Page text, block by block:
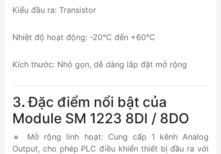
Kiểu đầu ra: Transistor
Nhiệt độ hoạt động: -20°C đến +60°C
Kích thước: Nhỏ gọn, dễ dàng lắp đặt mở rộng
3.Đặc điểm nổi bật của
Module SM 1223 8DI / 8DO
🔹
Mở rộng linh hoạt: Cung cấp 1 kênh Analog
Output, cho phép PLC điều khiển thiết bị đầu ra với